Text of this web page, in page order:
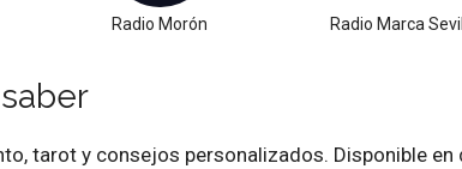
Radio Morón Radio Marca
tarot y consejos personalizados. Disponible